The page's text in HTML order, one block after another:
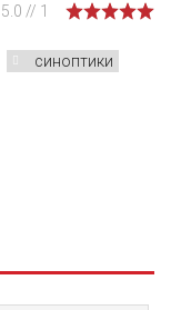
5.0 // 1
синоптики